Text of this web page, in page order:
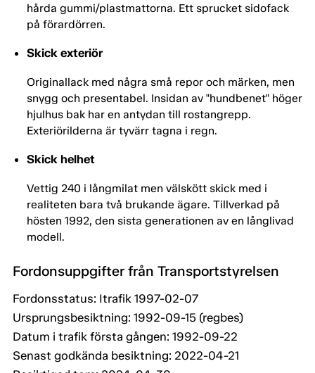
hårda gummi/plastmattorna. Ett sprucket sidofack
på förardörren.
Skick exteriör
Originallack med några små repor och märken, men
snygg och presentabel. Insidan av "hundbenet" höger
hjulhus bak har en antydan till rostangrepp.
Exteriörilderna är tyvärr tagna i regn.
Skick helhet
Vettig 240 i långmilat men välskött skick med i
realiteten bara två brukande ägare. Tillverkad på
hösten 1992, den sista generationen av en långlivad
modell.
Fordonsuppgifter från Transportstyrelsen
Fordonsstatus: Itrafik 1997-02-07
Ursprungsbesiktning: 1992-09-15 (regbes)
Datum i trafik första gången: 1992-09-22
Senast godkända besiktning: 2022-04-21